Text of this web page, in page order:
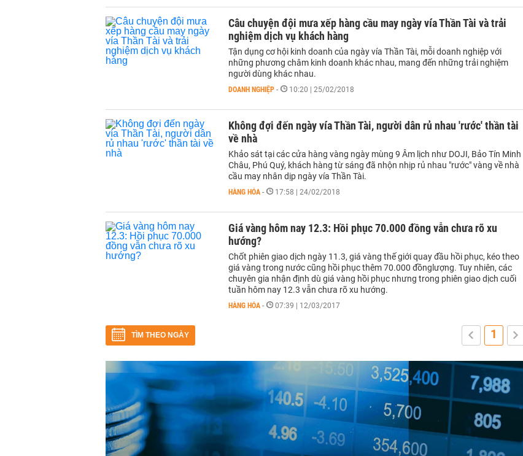
Câu chuyện đội mưa xếp hàng cầu may ngày vía Thần Tài và trải
nghiệm dịch vụ khách hàng
Tận dụng cơ hội kinh doanh của ngày vía Thần Tài, mỗi doanh nghiệp với
những phương châm kinh doanh khác nhau, mang đến những trải nghiệm
người dùng khác nhau.
DOANH NGHIỆP - 10:20 | 25/02/2018
Không đợi đến ngày vía Thần Tài, người dân rủ nhau 'rước' thần tài
về nhà
Khảo sát tại các cửa hàng vàng ngày mùng 9 Âm lịch như DOJI, Bảo Tín Minh
Châu, Phú Quý, khách hàng từ sáng đã nhộn nhịp rủ nhau "rước" vàng về nhà
cầu may nhân dịp ngày vía Thần Tài.
HÀNG HÓA - 17:58 | 24/02/2018
Giá vàng hôm nay 12.3: Hồi phục 70.000 đồng vẫn chưa rõ xu
hướng?
Chốt phiên giao dịch ngày 11.3, giá vàng thế giới quay đầu hồi phục, kéo theo
giá vàng trong nước cũng hồi phục thêm 70.000 đồnglượng. Tuy nhiên, các
chuyên gia nhận định dù giá vàng hồi phục nhưng trong phiên giao dịch cuối
tuần hôm nay 12.3 vẫn chưa rõ xu hướng.
HÀNG HÓA - 07:39 | 12/03/2017
TÌM THEO NGÀY 1